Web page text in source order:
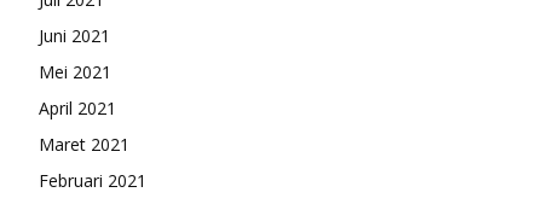
Juni 2021
Mei 2021
April 2021
Maret 2021
Februari 2021